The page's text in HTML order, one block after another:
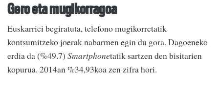
Gero eta mugikorragoa
Euskarriei begiratuta, telefono mugikorretatik
kontsumitzeko joerak nabarmen egin du gora. Dagoeneko
erdia da (%49.7) Smartphonetatik sartzen den bisitarien
kopurua. 2014an %34,93koa zen zifra hori.